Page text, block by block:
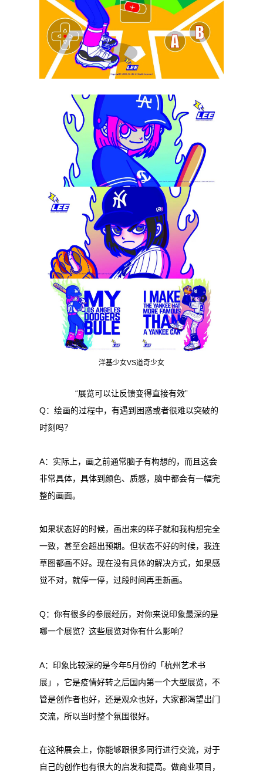
洋基少女VS道奇少女
“展览可以让反馈变得直接有效”
Q：绘画的过程中，有遇到困惑或者很难以突破的
时刻吗？
A：实际上，画之前通常脑子有构想的，而且这会
非常具体，具体到颜色、质感，脑中都会有一幅完
整的画面。
如果状态好的时候，画出来的样子就和我构想完全
一致，甚至会超出预期。但状态不好的时候，我连
草图都画不好。现在没有具体的解决方式，如果感
觉不对，就停一停，过段时间再重新画。
Q：你有很多的参展经历，对你来说印象最深的是
哪一个展览？这些展览对你有什么影响？
A：印象比较深的是今年5月份的「杭州艺术书
展」，它是疫情好转之后国内第一个大型展览，不
管是创作者也好，还是观众也好，大家都渴望出门
交流，所以当时整个氛围很好。
在这种展会上，你能够跟很多同行进行交流，对于
自己的创作也有很大的启发和提高。做商业项目，